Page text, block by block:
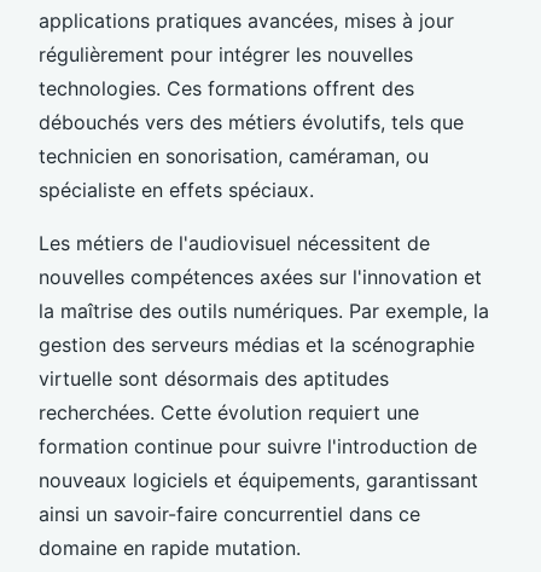
applications pratiques avancées, mises à jour
régulièrement pour intégrer les nouvelles
technologies. Ces formations offrent des
débouchés vers des métiers évolutifs, tels que
technicien en sonorisation, caméraman, ou
spécialiste en effets spéciaux.
Les métiers de l'audiovisuel nécessitent de
nouvelles compétences axées sur l'innovation et
la maîtrise des outils numériques. Par exemple, la
gestion des serveurs médias et la scénographie
virtuelle sont désormais des aptitudes
recherchées. Cette évolution requiert une
formation continue pour suivre l'introduction de
nouveaux logiciels et équipements, garantissant
ainsi un savoir-faire concurrentiel dans ce
domaine en rapide mutation.